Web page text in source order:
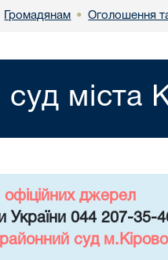
Громадянам • Оголошення
міста
джерел
України 044 207-35-
суд